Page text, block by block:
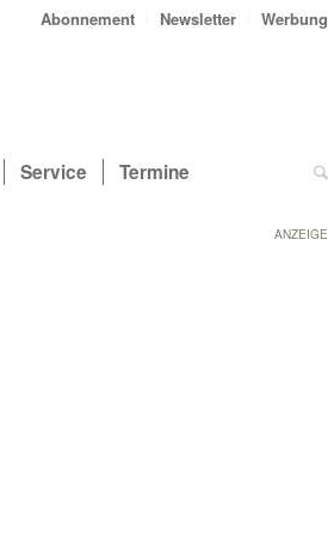
Abonnement Newsletter Werbung
Service Termine
ANZEIGE